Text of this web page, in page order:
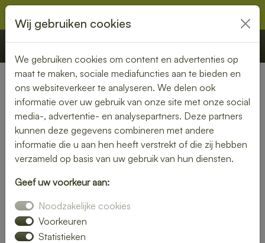
€ 0,00 Offerte Bestellen
Nederland» Ottoland
Smaakvolle lunch bezorgen in
Ottoland
lunch bezorgservice in Ottoland en geniet van heerlijke
gerechten die met liefde zijn bereid. Van knapperige
broodjes tot voedzame salades – wij bezorgen het
rechtstreeks bij jou thuis of op kantoor.
Wij gebruiken cookies
We gebruiken cookies om content en advertenties op
maat te maken, sociale mediafuncties aan te bieden en
ons websiteverkeer te analyseren. We delen ook
informatie over uw gebruik van onze site met onze social
media-, advertentie- en analysepartners. Deze partners
kunnen deze gegevens combineren met andere
informatie die u aan hen heeft verstrekt of die zij hebben
verzameld op basis van uw gebruik van hun diensten.
Geef uw voorkeur aan:
Noodzakelijke cookies
Voorkeuren
Statistieken